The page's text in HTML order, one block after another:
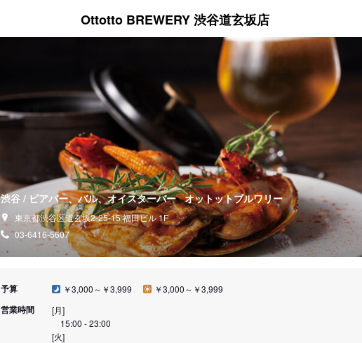
Ottotto BREWERY 渋谷道玄坂店
渋谷 / ビアバー、バル、オイスターバー オットットブルワリー
東京都渋谷区道玄坂2-25-15 福田ビル 1F
03-6416-5607
予算 ￥3,000～￥3,999 ￥3,000～￥3,999
営業時間
[月]
15:00 - 23:00
[火]